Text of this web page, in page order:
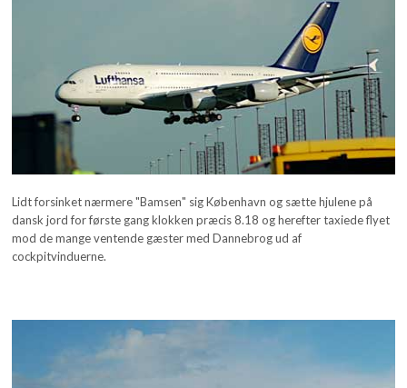
Lidt forsinket nærmere "Bamsen" sig København og sætte hjulene på
dansk jord for første gang klokken præcis 8.18 og herefter taxiede flyet
mod de mange ventende gæster med Dannebrog ud af
cockpitvinduerne.